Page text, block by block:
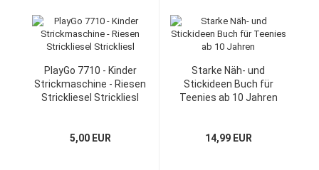
PlayGo 7710 - Kinder
Strickmaschine - Riesen
Strickliesel Strickliesl
5,00 EUR
Starke Näh- und
Stickideen Buch für
Teenies ab 10 Jahren
14,99 EUR